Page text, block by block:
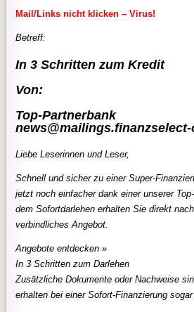
Mail/Links nicht klicken – Virus!
Betreff:
In 3 Schritten zum Kredit
Von:
Top-Partnerbank
Liebe Leserinnen und Leser,
Schnell und sicher zu einer Super-
jetzt noch einfacher dank einer unserer
dem Sofortdarlehen erhalten Sie direkt
verbindliches Angebot.
Angebote entdecken »
In 3 Schritten zum Darlehen
Zusätzliche Dokumente oder Nachweise
erhalten bei einer Sofort-Finanzierung